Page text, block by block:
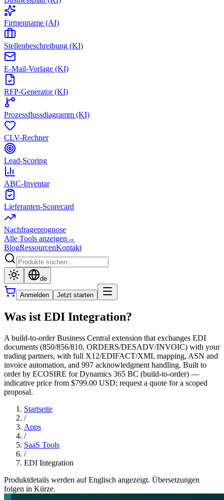
Firmenname (AI)
Stellenbeschreibung (KI)
E-Mail-Vorlage (KI)
RFP-Generator (KI)
Prozessflussdiagramm (KI)
CLV-Rechner
Lead-Scoring
ABC-Inventar
Lieferanten-Scorecard
Nachfrageprognose
Alle Tools anzeigen →
BlogRessourcenKontakt
de
Anmelden Jetzt starten
Was ist EDI Integration?
A build-to-order Business Central extension that exchanges EDI
documents (850/856/810, ORDERS/DESADV/INVOIC) with your
trading partners, with full X12/EDIFACT/XML mapping, ASN and
invoice automation, and 997 acknowledgment handling. Built to
order by ECOSIRE for Dynamics 365 BC (build-to-order) —
indicative price from $799.00 USD; request a quote for a scoped
proposal.
Startseite
/
Apps
/
SaaS Tools
/
EDI Integration
Produktdetails werden auf Englisch angezeigt. Übersetzungen
folgen in Kürze.